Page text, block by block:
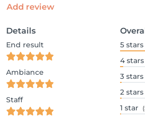
Add review
Details
End result
Ambiance
Staff
5 stars
4 stars
3 stars
2 stars
1 star